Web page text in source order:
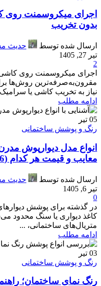
اجرای میکروسمنت روی
بدون تخریب
ارسال شده توسط
حدیث
تیر 27, 1405
2
اجرای میکروسمنت روی
مقرون‌به‌صرفه‌ترین روش‌ها
نیاز به تخریب کاشی یا
ادامه مطلب
05 تیر
رنگ و پوشش ساختمانی
انواع مدل دیوارپوش
معایب و قیمت هر کدام (2026)
ارسال شده توسط
حدیث
تیر 6, 1405
0
در گذشته برای پوشش
کاغذ دیواری یا سنگ محدود
متریال‌های ساختمانی، ...
ادامه مطلب
03 تیر
رنگ و پوشش ساختمانی
رنگ نمای ساختمان؛